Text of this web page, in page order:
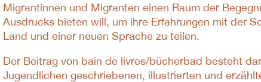
Migrantinnen und Migranten einen Raum der
Ausdrucks bieten will, um ihre Erfahrungen mit der
Land und einer neuen Sprache zu teilen.
Der Beitrag von bain de livres/bücherbad besteht
Jugendlichen geschriebenen, illustrierten und